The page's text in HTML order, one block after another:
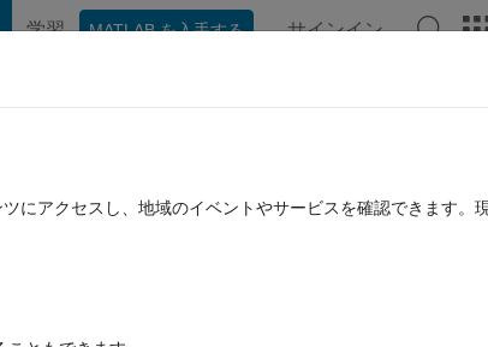
学習 MATLAB を入手する サインイン
る FAQ
km per year)
にアクセスし、地域のイベントやサービスを確認できます。